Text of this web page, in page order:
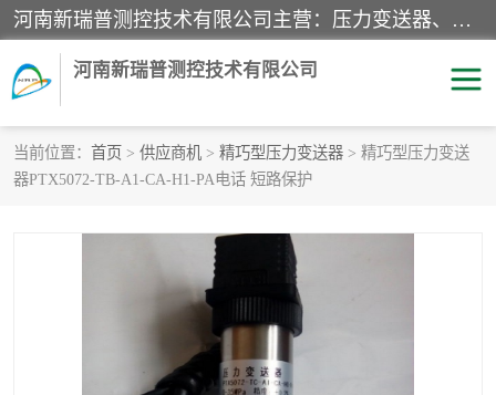
河南新瑞普测控技术有限公司主营：压力变送器、液位变送器、差压变送器、雷达料位计、电容物位计、温度显示控制仪表、电量变送器、流量计、工业自动化系统成套设备。
河南新瑞普测控技术有限公司
当前位置： 首页 > 供应商机 > 精巧型压力变送器 > 精巧型压力变送
器PTX5072-TB-A1-CA-H1-PA电话 短路保护
霍尼韦尔压力变送器 CS系列变送器
精巧型压力变送器
雷达料位计
标准型工业压力变送器 罐旁显示仪